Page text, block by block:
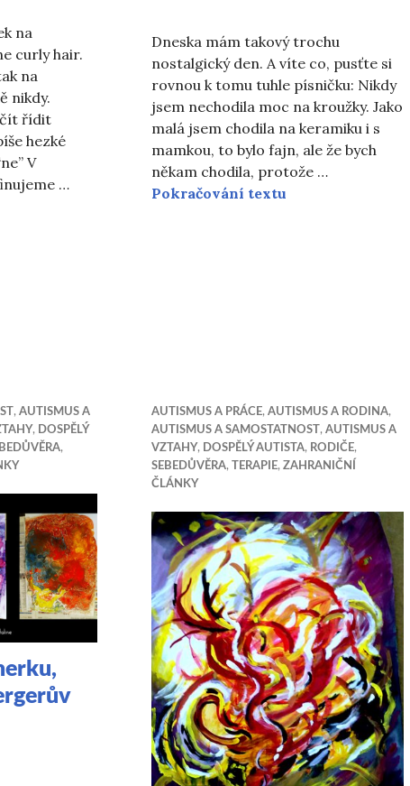
na
curly hair.
na
nikdy.
řídit
hezké
V
…
pro Aspergery
Dneska mám takový trochu
nostalgický den. A víte co, pusťte si
rovnou k tomu tuhle písničku: Nikdy
jsem nechodila moc na kroužky. Jako
malá jsem chodila na keramiku i s
mamkou, to bylo fajn, ale že bych
někam chodila, protože …
Pokračování textu
, AUTISMUS A
, DOSPĚLÝ
,
AUTISMUS A PRÁCE, AUTISMUS A RODINA,
AUTISMUS A SAMOSTATNOST, AUTISMUS A
VZTAHY, DOSPĚLÝ AUTISTA, RODIČE,
SEBEDŮVĚRA, TERAPIE, ZAHRANIČNÍ
ČLÁNKY